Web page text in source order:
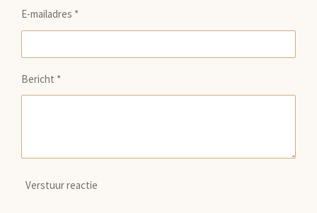
E-mailadres *
Bericht *
Verstuur reactie